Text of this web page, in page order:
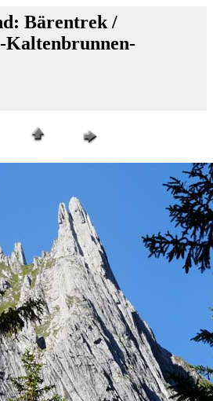
Bärentrek /
Kaltenbrunnen-